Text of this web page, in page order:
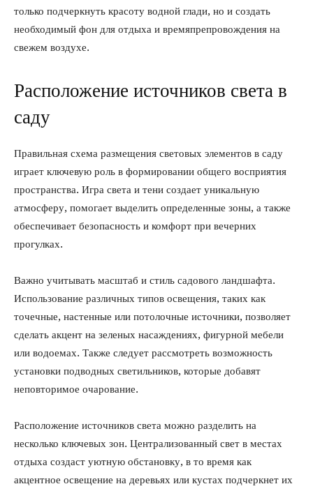
только подчеркнуть красоту водной глади, но и создать
необходимый фон для отдыха и времяпрепровождения на
свежем воздухе.
Расположение источников света в
саду
Правильная схема размещения световых элементов в саду
играет ключевую роль в формировании общего восприятия
пространства. Игра света и тени создает уникальную
атмосферу, помогает выделить определенные зоны, а также
обеспечивает безопасность и комфорт при вечерних
прогулках.
Важно учитывать масштаб и стиль садового ландшафта.
Использование различных типов освещения, таких как
точечные, настенные или потолочные источники, позволяет
сделать акцент на зеленых насаждениях, фигурной мебели
или водоемах. Также следует рассмотреть возможность
установки подводных светильников, которые добавят
неповторимое очарование.
Расположение источников света можно разделить на
несколько ключевых зон. Централизованный свет в местах
отдыха создаст уютную обстановку, в то время как
акцентное освещение на деревьях или кустах подчеркнет их